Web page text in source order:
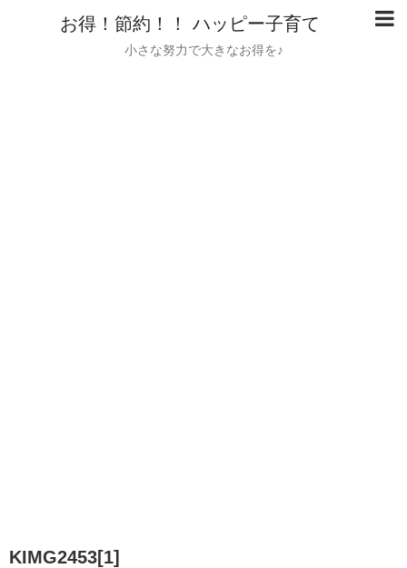
お得！節約！！ ハッピー子育て
小さな努力で大きなお得を♪
KIMG2453[1]